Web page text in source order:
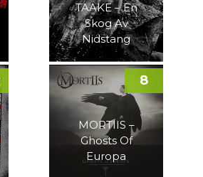
TAAKE – En
Skog Av
Nidstang
MORTIIS –
Ghosts Of
Europa
8